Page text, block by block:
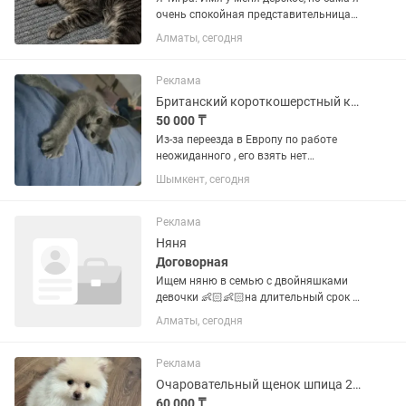
очень спокойная представительница
кошачьих🐾Меня вместе с мамой и
семьей спасли из отлова. Мне было
кроме одного: я очень...
Алматы, сегодня
Реклама
Британский короткошерстный котёнок 3 месяца
50 000 ₸
Из-за переезда в Европу по работе
неожиданного , его взять нет
возможности,так как вещей множество
. Мы маму продали , остался сын её ,
сделаны, обработан , только в...
Шымкент, сегодня
Реклама
Няня
Договорная
Ищем няню в семью с двойняшками
девочки 👶🏻👶🏻на длительный срок В
семье трое детей: двойняшки и
мальчик 4,5 лет (ходит в садик)
маме в течение дня с двойняшками;
—...
Алматы, сегодня
Реклама
Очаровательный щенок шпица 2 месяца